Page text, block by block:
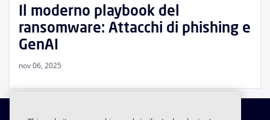
Il moderno playbook del
ransomware: Attacchi di phishing e
GenAI
nov 06, 2025